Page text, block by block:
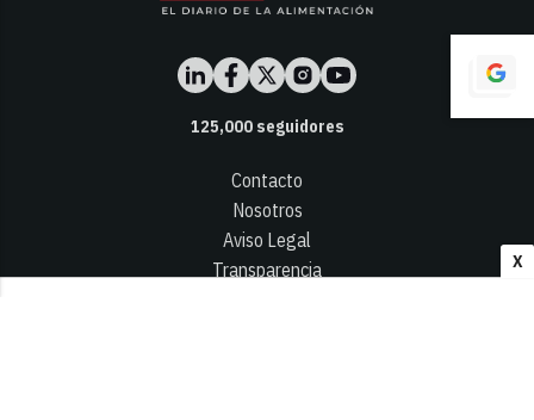
X
125,000seguidores
Contacto
Nosotros
Aviso Legal
Transparencia